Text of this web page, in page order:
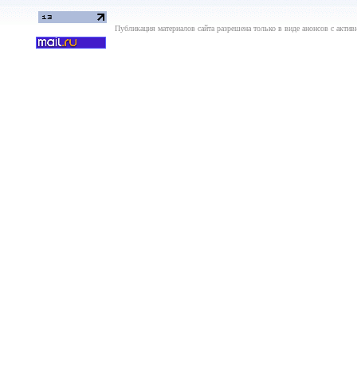
Публикация материалов сайта разрешена только в виде анонсов с